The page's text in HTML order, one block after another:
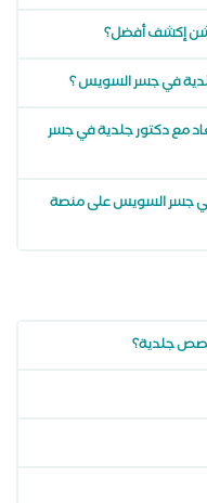
إكشف أفضل؟
في جسر السويس ؟
مع دكتور جلدية في جسر
جسر السويس على منصة
جلدية؟